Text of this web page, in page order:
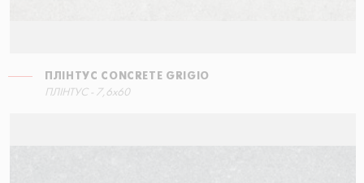
ПЛІНТУС CONCRETE GRIGIO
ПЛІНТУС - 7,6x60
СХОДИНКА КУТОВА ПРАВА
60x34,5